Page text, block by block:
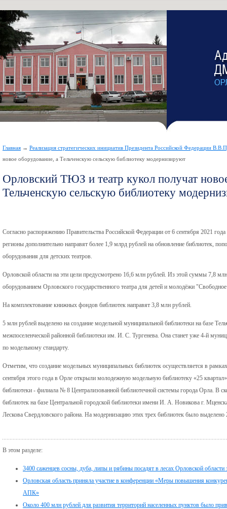
Главная → Реализация стратегических инициатив Президента Российской Федерации
новое оборудование, а Тельченскую сельскую библиотеку модернизируют
Орловский ТЮЗ и театр кукол получат
Тельченскую сельскую библиотеку
Согласно распоряжению Правительства Российской Федерации от 6 сентября 2021
регионы дополнительно направят более 1,9 млрд рублей на обновление библиотек,
оборудования для детских театров.
Орловской области на эти цели предусмотрено 16,6 млн рублей. Из этой суммы 7,8
оборудованием Орловского государственного театра для детей и молодёжи
На комплектование книжных фондов библиотек направят 3,8 млн рублей.
5 млн рублей выделено на создание модельной муниципальной библиотеки на базе
межпоселенческой районной библиотеки им. И. С. Тургенева. Она станет уже 4-й
по модельному стандарту.
Отметим, что создание модельных муниципальных библиотек осуществляется в
сентября этого года в Орле открыли молодежную модельную библиотеку «25
библиотеки - филиала № 8 Централизованной библиотечной системы города Орла. В
библиотек на базе Центральной городской библиотеки имени И. А. Новикова г.
Лескова Свердловского района. На модернизацию этих трех библиотек было
В этом разделе:
3400 саженцев сосны, дуба, липы и рябины посадят в лесах Орловской области
Орловская область приняла участие в конференции «Меры повышения
АПК»
Около 400 млн рублей для развития территорий населенных пунктов было